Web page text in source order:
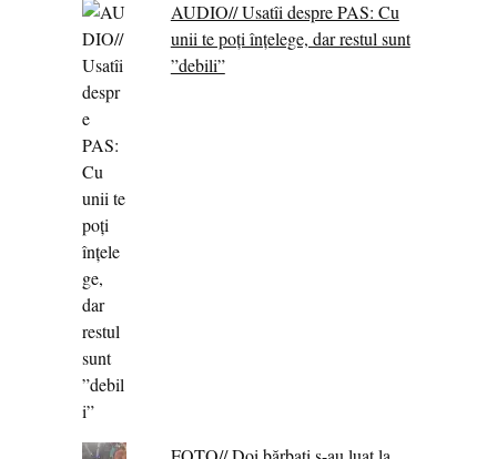
AUDIO// Usatîi despre PAS: Cu
unii te poți înțelege, dar restul sunt
”debili”